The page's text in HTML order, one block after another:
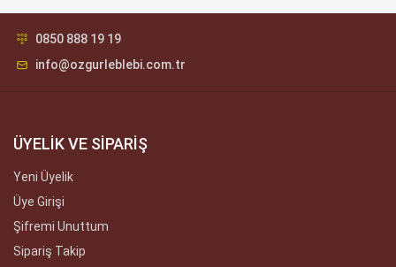
0850 888 19 19
info@ozgurleblebi.com.tr
ÜYELİK VE SİPARİŞ
Yeni Üyelik
Üye Girişi
Şifremi Unuttum
Sipariş Takip